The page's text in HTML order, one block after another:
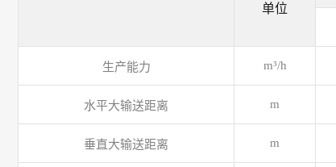
单位
生产能力 m³/h
水平大输送距离 m
垂直大输送距离 m